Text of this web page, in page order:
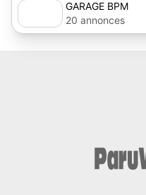
GARAGE BPM
20 annonces